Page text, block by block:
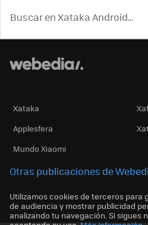
Xataka
Applesfera
Mundo Xiaomi
Otras publicaciones de
Utilizamos cookies de terceros para
de audiencia y mostrar publicidad
analizando tu navegación. Si sigues